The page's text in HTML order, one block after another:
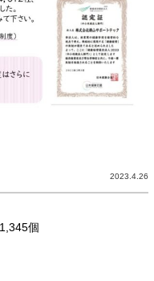
2023.4.26
個